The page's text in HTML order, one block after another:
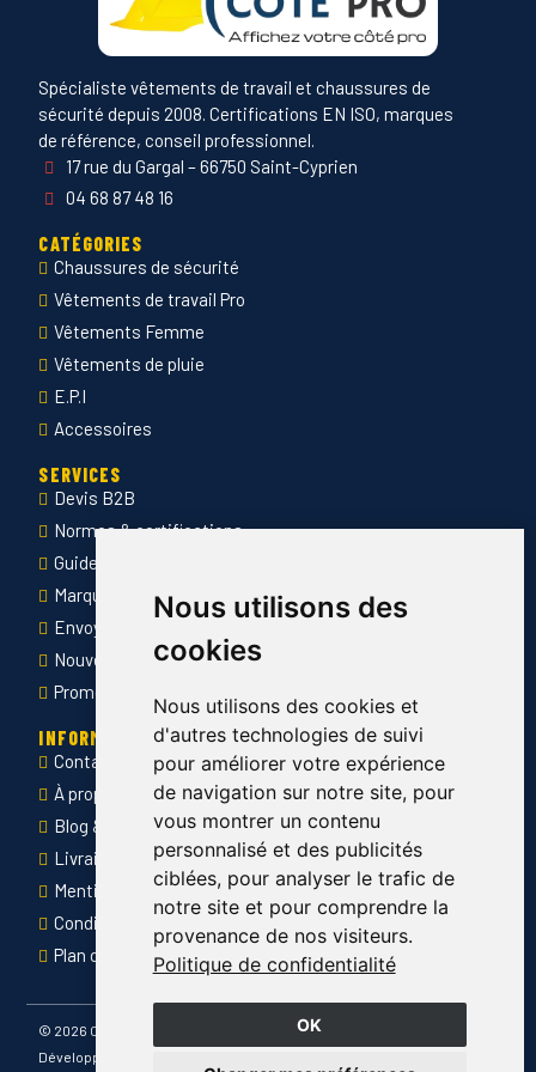
Nous utilisons des
cookies
Nous utilisons des cookies et
d'autres technologies de suivi
pour améliorer votre expérience
de navigation sur notre site, pour
vous montrer un contenu
personnalisé et des publicités
ciblées, pour analyser le trafic de
notre site et pour comprendre la
provenance de nos visiteurs.
Politique de confidentialité
OK
Spécialiste vêtements de travail et chaussures de
sécurité depuis 2008. Certifications EN ISO, marques
de référence, conseil professionnel.
17 rue du Gargal – 66750 Saint-Cyprien
04 68 87 48 16
CATÉGORIES
Chaussures de sécurité
Vêtements de travail Pro
Vêtements Femme
Vêtements de pluie
E.P.I
Accessoires
SERVICES
Devis B2B
Normes & certifications
Guide des tailles
Marquage des vêtements professionnels
Envoyer Mandats administratifs
Nouveautés
Promotions
INFORMATIONS
Contact
À propos de Côté Pro
Blog & conseils
Livraison & retour
Mentions légales
Conditions générales de ventes
Plan du site
© 2026 Côté Pro
Développé par